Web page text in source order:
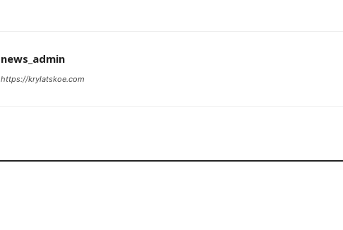
news_admin
https://krylatskoe.com